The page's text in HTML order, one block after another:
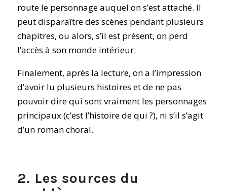
route le personnage auquel on s’est attaché. Il
peut disparaître des scènes pendant plusieurs
chapitres, ou alors, s’il est présent, on perd
l’accès à son monde intérieur.
Finalement, après la lecture, on a l’impression
d’avoir lu plusieurs histoires et de ne pas
pouvoir dire qui sont vraiment les personnages
principaux (c’est l’histoire de qui ?), ni s’il s’agit
d’un roman choral.
2. Les sources du